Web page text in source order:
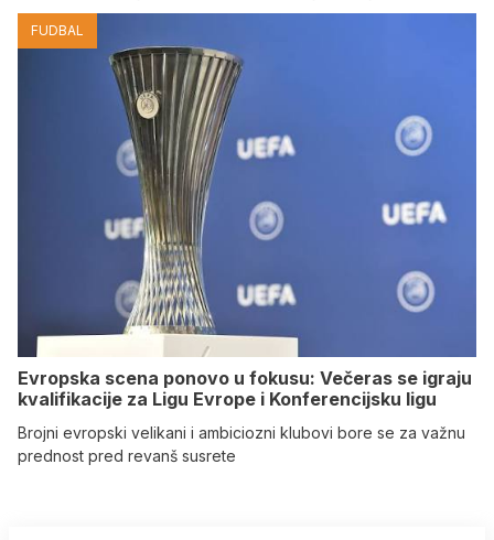
FUDBAL
Evropska scena ponovo u fokusu: Večeras se igraju
kvalifikacije za Ligu Evrope i Konferencijsku ligu
Brojni evropski velikani i ambiciozni klubovi bore se za važnu
prednost pred revanš susrete